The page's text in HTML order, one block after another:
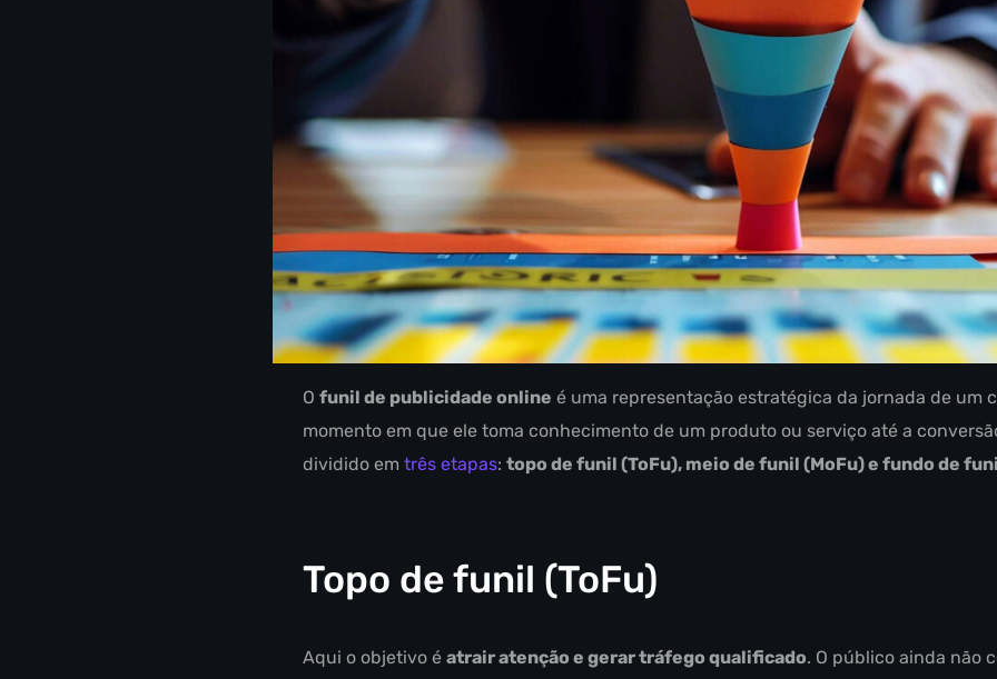
O funil de publicidade online é uma representação estratégica da jornada de um
momento em que ele toma conhecimento de um produto ou serviço até a
dividido em três etapas: topo de funil (ToFu), meio de funil (MoFu) e fundo de
Topo de funil (ToFu)
Aqui o objetivo é atrair atenção e gerar tráfego qualificado. O público ainda não